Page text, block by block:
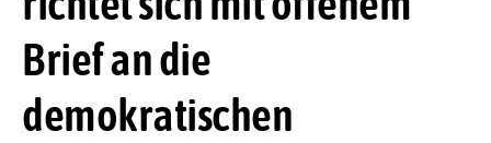
Brief an die
demokratischen